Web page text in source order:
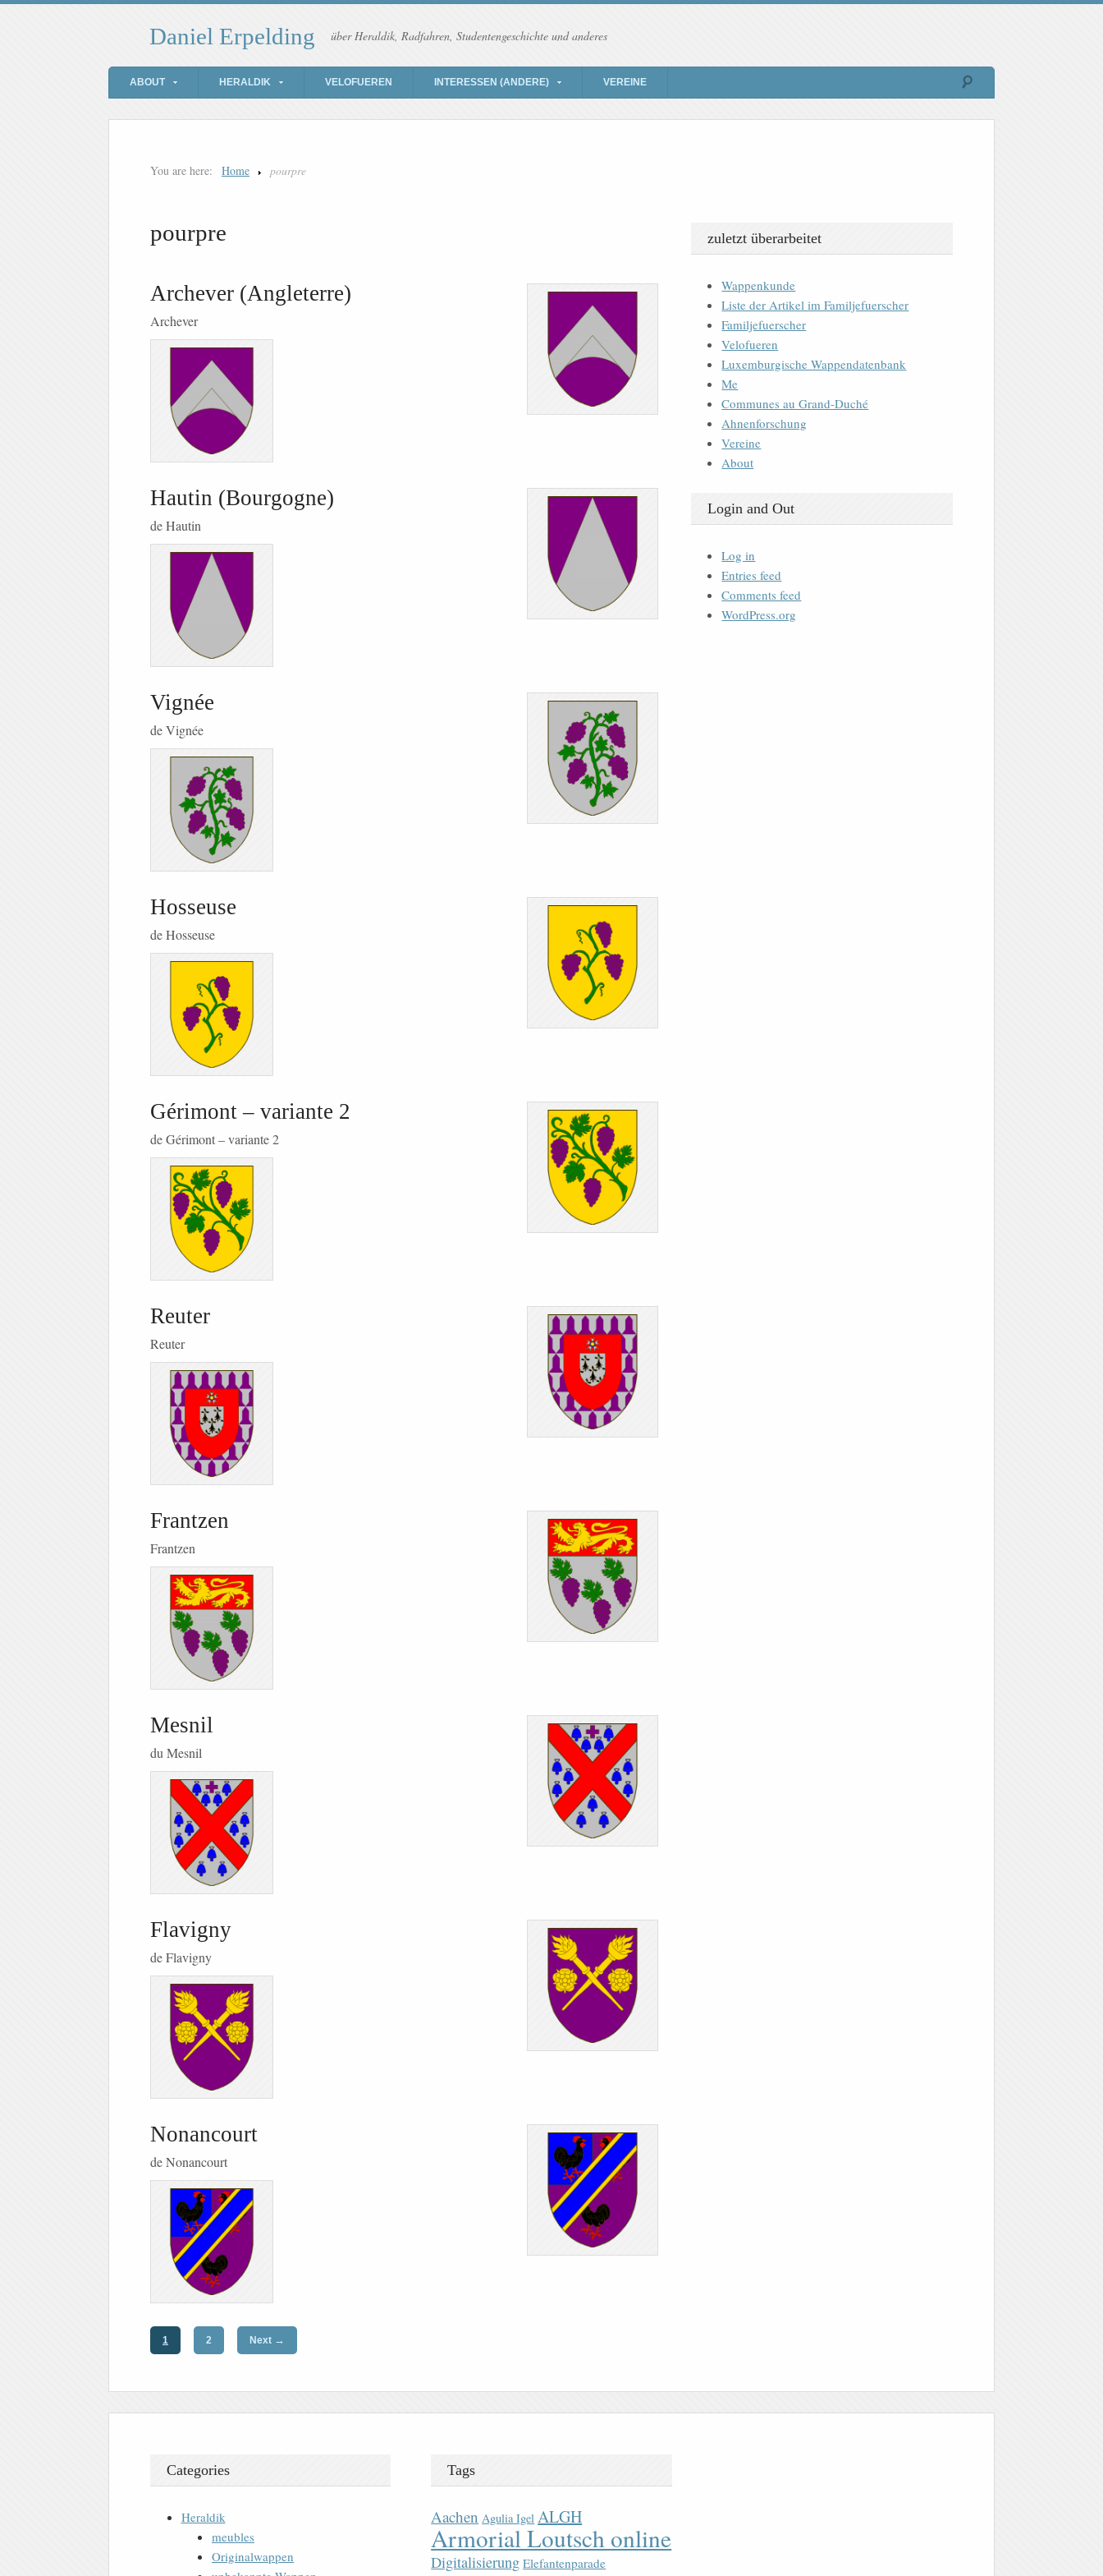
Daniel Erpelding über Heraldik, Radfahren, Studentengeschichte und anderes
ABOUT HERALDIK VELOFUEREN INTERESSEN (ANDERE) VEREINE
You are here: Home pourpre
pourpre
Archever (Angleterre)
Archever
Hautin (Bourgogne)
de Hautin
Vignée
de Vignée
Hosseuse
de Hosseuse
Gérimont – variante 2
de Gérimont – variante 2
Reuter
Reuter
Frantzen
Frantzen
Mesnil
du Mesnil
Flavigny
de Flavigny
Nonancourt
de Nonancourt
1 2 Next →
zuletzt überarbeitet
Wappenkunde
Liste der Artikel im Familjefuerscher
Familjefuerscher
Velofueren
Luxemburgische Wappendatenbank
Me
Communes au Grand-Duché
Ahnenforschung
Vereine
About
Login and Out
Log in
Entries feed
Comments feed
WordPress.org
Categories
Heraldik
meubles
Originalwappen
Tags
Aachen Agulia Igel ALGH
Armorial Loutsch online
Digitalisierung Elefantenparade